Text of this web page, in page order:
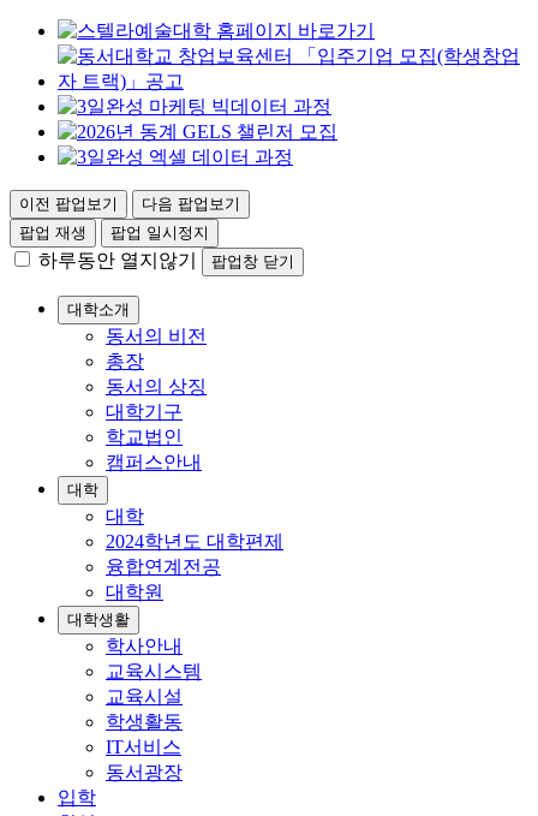
이전 팝업보기
다음 팝업보기
팝업 재생
팝업 일시정지
하루동안 열지않기 팝업창 닫기
대학소개
동서의 비전
총장
동서의 상징
대학기구
학교법인
캠퍼스안내
대학
대학
2024학년도 대학편제
융합연계전공
대학원
대학생활
학사안내
교육시스템
교육시설
학생활동
IT서비스
동서광장
입학